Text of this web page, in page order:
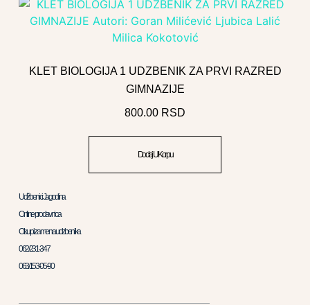
KLET BIOLOGIJA 1 UDZBENIK ZA PRVI RAZRED
GIMNAZIJE
800.00 RSD
Dodaj U Korpu
Udžbenici Jagodina
Online prodavnica
Otkup i zamena udzbenika
062/231-347
063/153-05-90